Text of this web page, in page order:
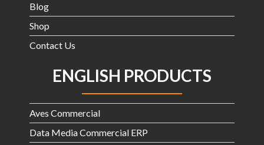
Blog
Shop
Contact Us
ENGLISH PRODUCTS
Aves Commercial
Data Media Commercial ERP